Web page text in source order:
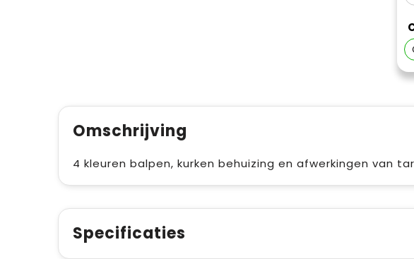
Omschrijving
4 kleuren balpen, kurken behuizing en afwerkingen van
Specificaties